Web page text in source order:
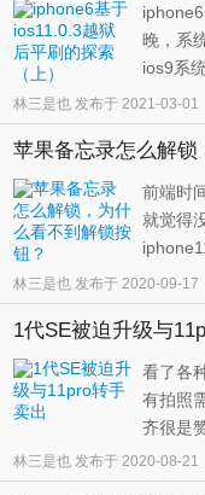
晚，系
ios9系
法了。
就必须
就开始
林三是也发布于 2021-03-01
苹果备忘录怎么解锁
前端时
就觉得
是我个
多，很
总共亏
手 ...
林三是也发布于 2020-09-17
1代SE被迫升级与
看了各
有拍照
齐很是
购买高
事实并
林三是也发布于 2020-08-21